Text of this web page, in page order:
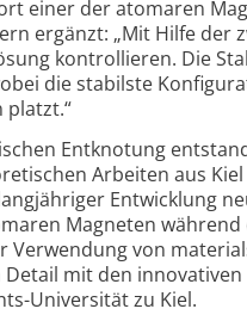
einer der atomaren
ergänzt: „Mit Hilfe der
kontrollieren. Die
die stabilste
platzt.“
Entknotung
Arbeiten aus
Entwicklung
Magneten
Verwendung von
mit den
Universität zu Kiel.